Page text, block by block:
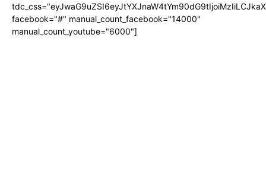
facebook="#" manual_count_facebook="14000"
manual_count_youtube="6000"]